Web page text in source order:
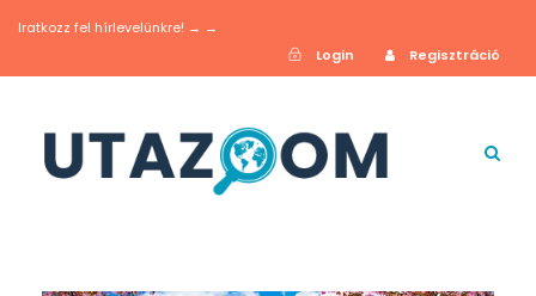
Iratkozz fel hírlevelünkre! → →
Login
Regisztráció